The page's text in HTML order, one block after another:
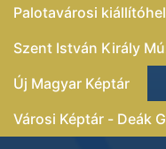
Palotavárosi
Szent István Király
Új Magyar Képtár
Városi Képtár - Deák